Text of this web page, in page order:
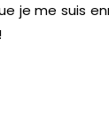
je me suis